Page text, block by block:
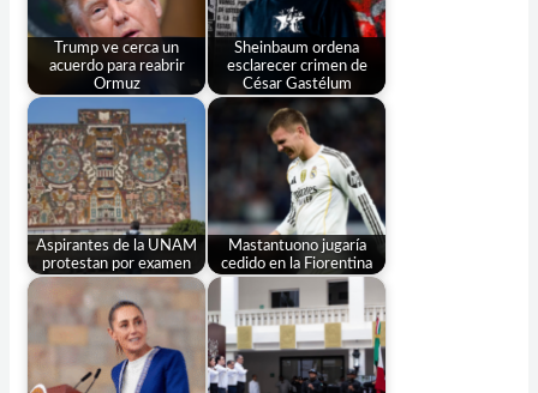
Trump ve cerca un
acuerdo para reabrir
Ormuz
Sheinbaum ordena
esclarecer crimen de
César Gastélum
Aspirantes de la UNAM
protestan por examen
Mastantuono jugaría
cedido en la Fiorentina